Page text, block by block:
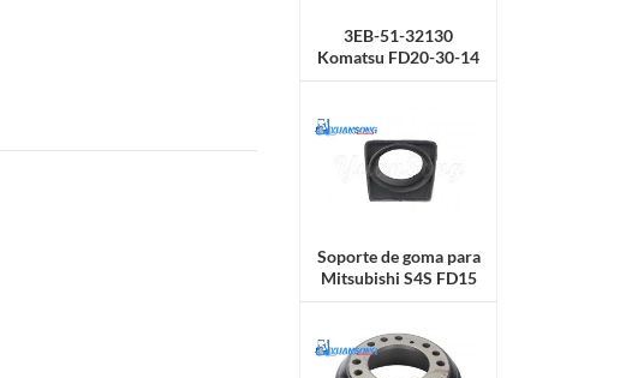
3EB-51-32130
Komatsu FD20-30-14
Soporte de goma
Soporte de goma para
Mitsubishi S4S FD15